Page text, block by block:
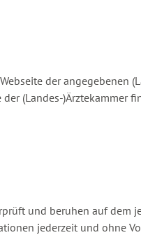
der angegebenen
(Landes-)Ärztekammer
und beruhen auf dem
jederzeit und ohne